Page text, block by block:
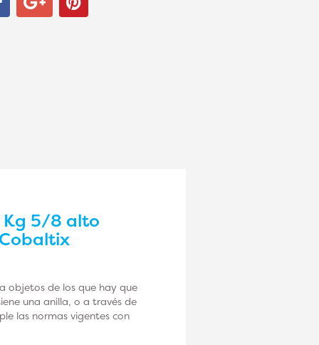
Kg 5/8 alto
objetos de los que hay que
una anilla, o a través de
las normas vigentes con